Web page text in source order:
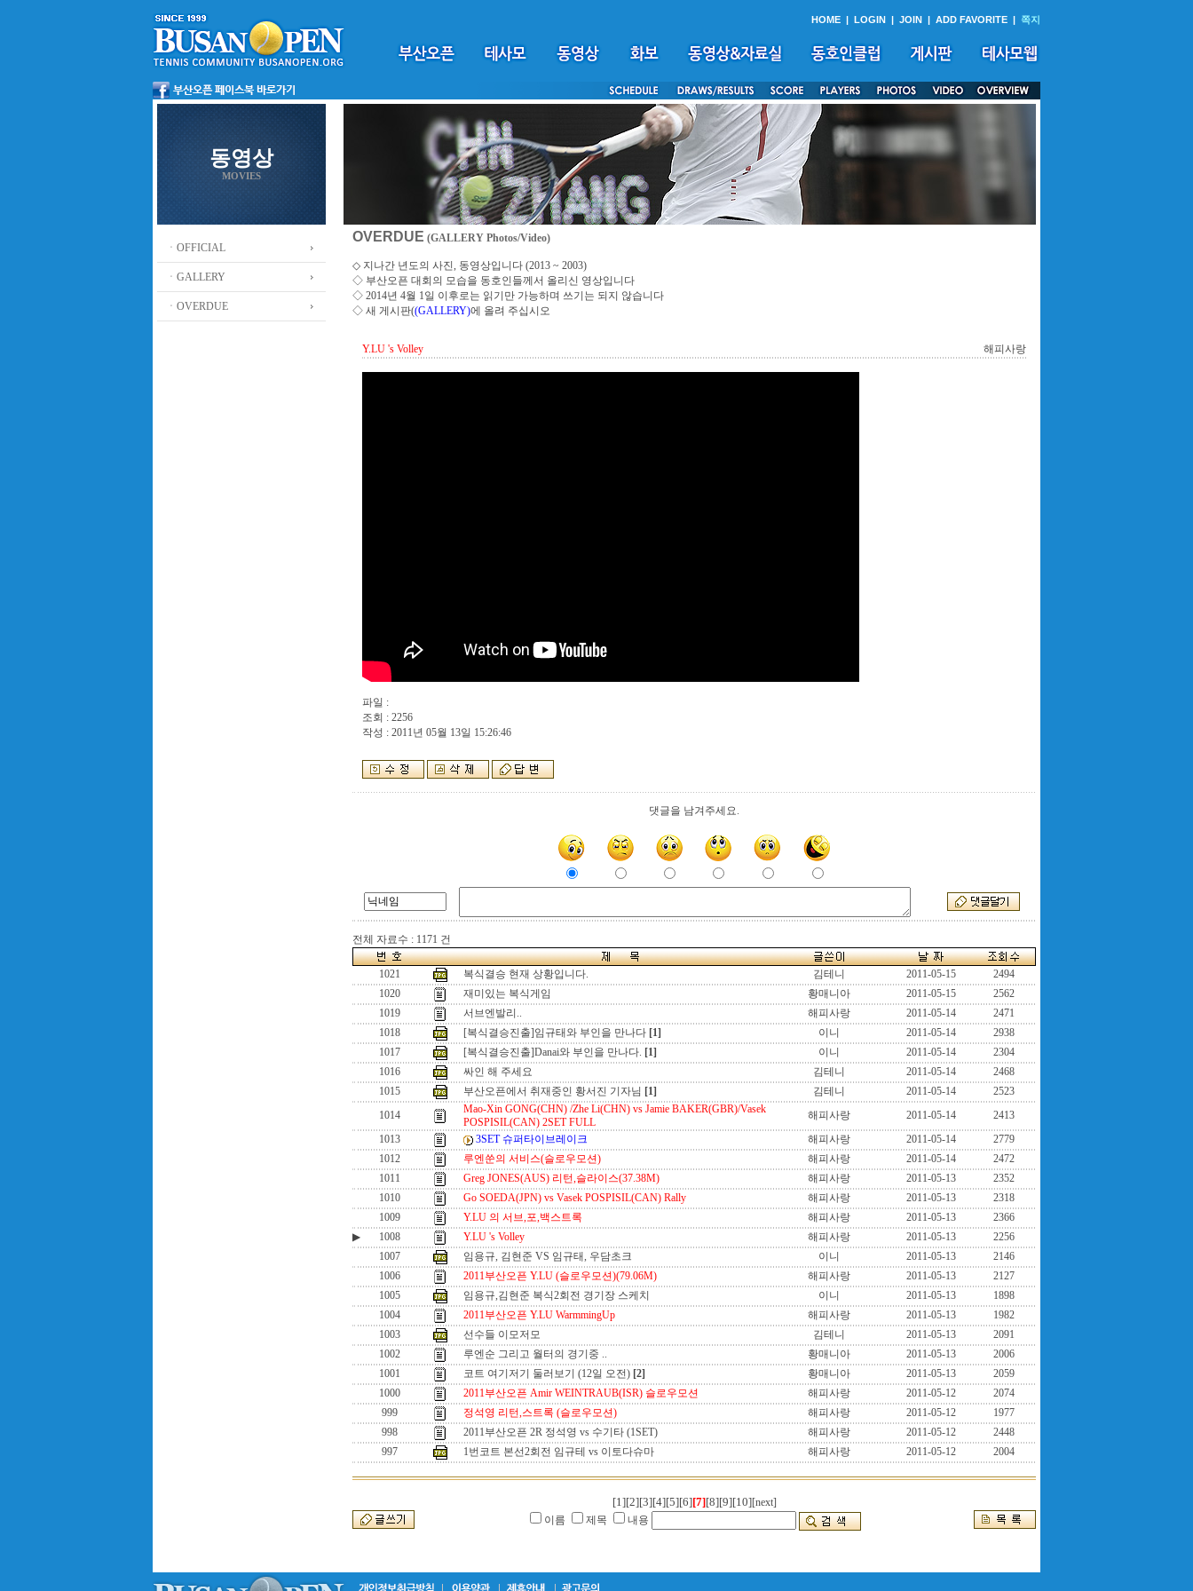
HOME | LOGIN | JOIN | ADD FAVORITE | 쪽지
동영상
MOVIES
ㆍOFFICIAL
ㆍGALLERY
ㆍOVERDUE
OVERDUE (GALLERY Photos/Video)
◇ 지나간 년도의 사진, 동영상입니다 (2013 ~ 2003)
◇ 부산오픈 대회의 모습을 동호인들께서 올리신 영상입니다
◇ 2014년 4월 1일 이후로는 읽기만 가능하며 쓰기는 되지 않습니다
◇ 새 게시판((GALLERY)에 올려 주십시오
Y.LU 's Volley 해피사랑
파일 :
조회 : 2256
작성 : 2011년 05월 13일 15:26:46
댓글을 남겨주세요.
전체 자료수 : 1171 건
1021 복식결승 현재 상황입니다. 김테니 2011-05-15
2494
1020
재미있는 복식게임 황매니아 2011-05-15
2562
1019
서브엔발리.. 해피사랑 2011-05-14
2471
1018
[복식결승진출]임규태와 부인을 만나다 [1] 이니 2011-05-14
2938
1017
[복식결승진출]Danai와 부인을 만나다. [1] 이니 2011-05-14
2304
1016
싸인 해 주세요 김테니 2011-05-14
2468
1015
부산오픈에서 취재중인 황서진 기자님 [1] 김테니 2011-05-14
2523
1014
Mao-Xin GONG(CHN) /Zhe Li(CHN) vs Jamie BAKER(GBR)/Vasek
POSPISIL(CAN) 2SET FULL
해피사랑 2011-05-14
2413
1013
3SET 슈퍼타이브레이크 해피사랑 2011-05-14
2779
1012
루엔쑨의 서비스(슬로우모션) 해피사랑 2011-05-14
2472
1011
Greg JONES(AUS) 리턴,슬라이스(37.38M) 해피사랑 2011-05-13
2352
1010
Go SOEDA(JPN) vs Vasek POSPISIL(CAN) Rally 해피사랑 2011-05-13
2318
1009
Y.LU 의 서브,포,백스트록 해피사랑 2011-05-13
2366
▶
1008 Y.LU 's Volley 해피사랑 2011-05-13
2256
1007
임용규, 김현준 VS 임규태, 우담초크 이니 2011-05-13
2146
1006
2011부산오픈 Y.LU (슬로우모션)(79.06M) 해피사랑 2011-05-13
2127
1005
임용규,김현준 복식2회전 경기장 스케치 이니 2011-05-13
1898
1004
2011부산오픈 Y.LU WarmmingUp 해피사랑 2011-05-13
1982
1003
선수들 이모저모 김테니 2011-05-13
2091
1002
루엔순 그리고 월터의 경기중 .. 황매니아 2011-05-13
2006
1001
코트 여기저기 둘러보기 (12일 오전) [2] 황매니아 2011-05-13
2059
1000
2011부산오픈 Amir WEINTRAUB(ISR) 슬로우모션 해피사랑 2011-05-12
2074
999
정석영 리턴,스트록 (슬로우모션) 해피사랑 2011-05-12
1977
998
2011부산오픈 2R 정석영 vs 수기타 (1SET) 해피사랑 2011-05-12
2448
997
1번코트 본선2회전 임규테 vs 이토다슈마 해피사랑 2011-05-12 2004
[1][2][3][4][5][6][7][8][9][10][next]
이름
제목 내용